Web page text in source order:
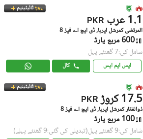
ٹائیٹینیم
PKR 1.1 عرب
المرتضی کمرشل ایریا, ڈی ایچ اے فیز 8
600 مربع یارڈ
شامل کی:7 گھنٹے پہل
ایس ایم ایس کال
ٹائیٹینیم
PKR 17.5 کروڑ
ذوالفقار کمرشل ایریا, ڈی ایچ اے فیز 8
100 مربع یارڈ
شامل کی:9 گھنٹے پہل (تبدیلی کی گئی:9 گھنٹے پہلے)